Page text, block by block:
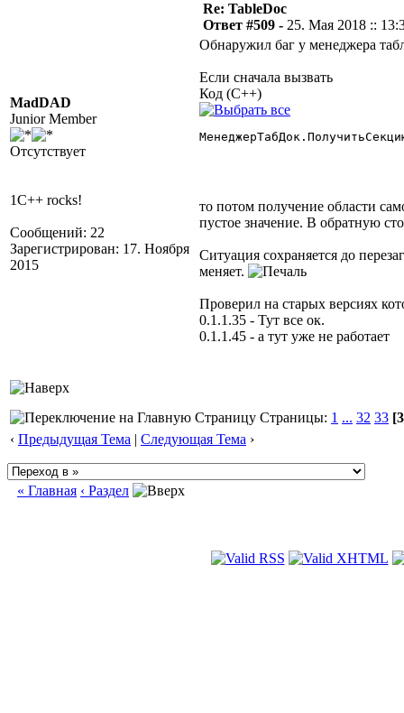
MadDAD
Junior Member
Отсутствует
1C++ rocks!
Сообщений: 22
Зарегистрирован: 17. Ноября
2015
Re: TableDoc
Ответ #509 - 25. Мая 2018 ::
Обнаружил баг у менеджера
Если сначала вызвать
Код (C++)
то потом получение области
пустое значение. В обратную
Ситуация сохраняется до
меняет.
Проверил на старых версиях
0.1.1.35 - Тут все ок.
0.1.1.45 - а тут уже не работает
Страницы: 1 ... 32 33
‹ Предыдущая Тема | Следующая Тема ›
« Главная ‹ Раздел